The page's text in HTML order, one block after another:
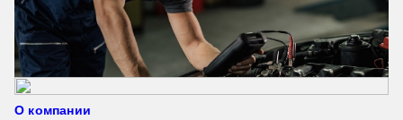
О компании